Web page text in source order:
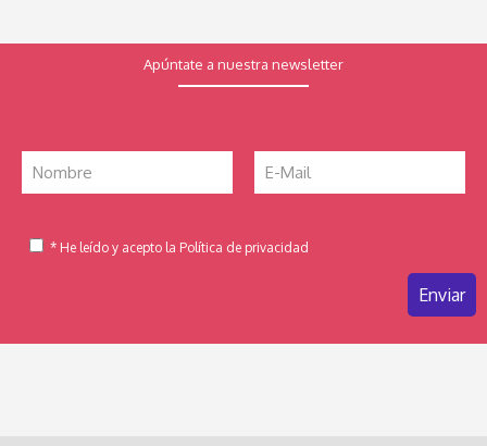
Apúntate a nuestra newsletter
* He leído y acepto la Política de privacidad